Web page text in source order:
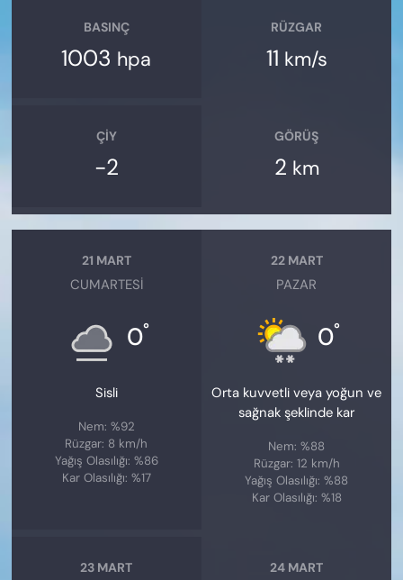
BASINÇ
1003 hpa
RÜZGAR
11 km/s
ÇIY
-2
GÖRÜŞ
2 km
21 MART
CUMARTESI
0°
Sisli
Nem: %92
Rüzgar: 8 km/h
Yağış Olasılığı: %86
Kar Olasılığı: %17
22 MART
PAZAR
0°
Orta kuvvetli veya yoğun ve
sağnak şeklinde kar
Nem: %88
Rüzgar: 12 km/h
Yağış Olasılığı: %88
Kar Olasılığı: %18
23 MART 24 MART